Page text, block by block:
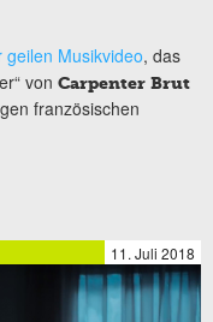
geilen Musikvideo, das
von Carpenter Brut
französischen
11. Juli 2018